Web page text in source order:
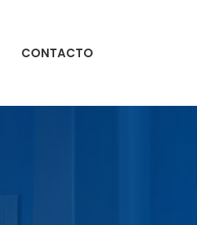
CONTACTO